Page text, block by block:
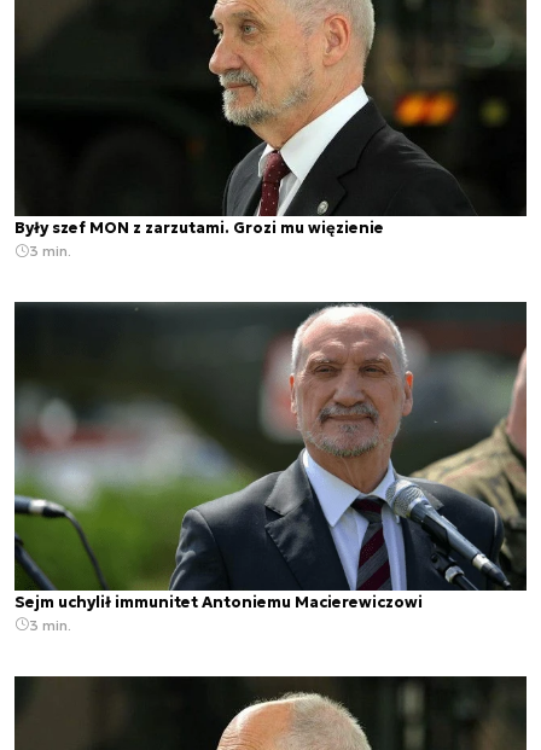
Były szef MON z zarzutami. Grozi mu więzienie
3 min.
Sejm uchylił immunitet Antoniemu Macierewiczowi
3 min.